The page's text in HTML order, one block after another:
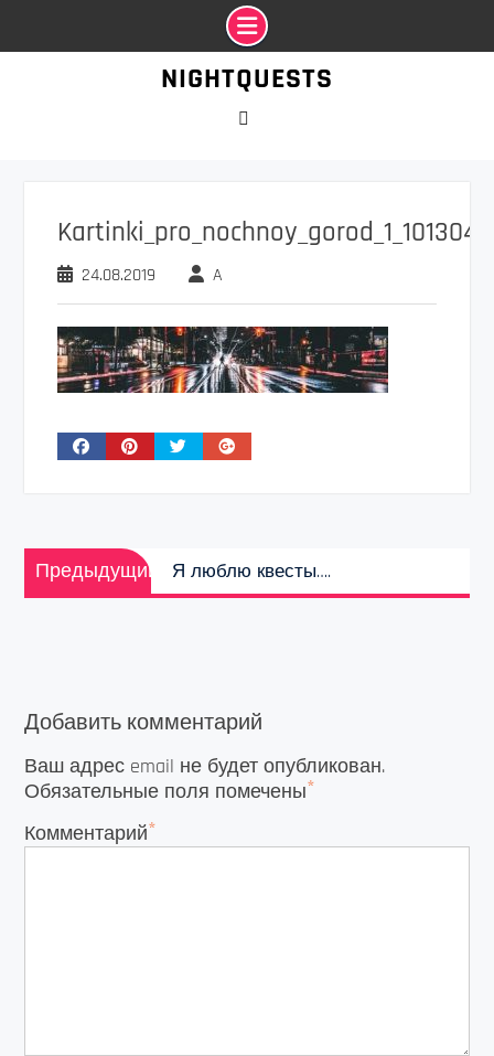
NIGHTQUESTS
24.08.2019 A
Навигация
по
записям
Предыдущий
Предыдущая
запись:
Я люблю квесты….
Добавить комментарий
Ваш адрес email не будет опубликован.
Обязательные поля помечены*
Комментарий*